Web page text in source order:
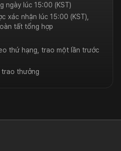
ngày lúc 15:00 (KST)
xác nhận lúc 15:00 (KST),
tất tổng hợp
thứ hạng, trao một lần trước
trao thưởng